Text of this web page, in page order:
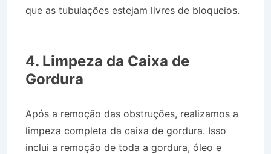
que as tubulações estejam livres de bloqueios.
4. Limpeza da Caixa de
Gordura
Após a remoção das obstruções, realizamos a
limpeza completa da caixa de gordura. Isso
inclui a remoção de toda a gordura, óleo e